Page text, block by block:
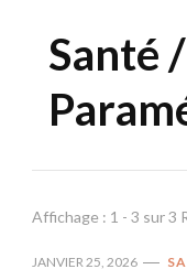
Santé
Affichage : 1 - 3 sur 3
JANVIER 25, 2026